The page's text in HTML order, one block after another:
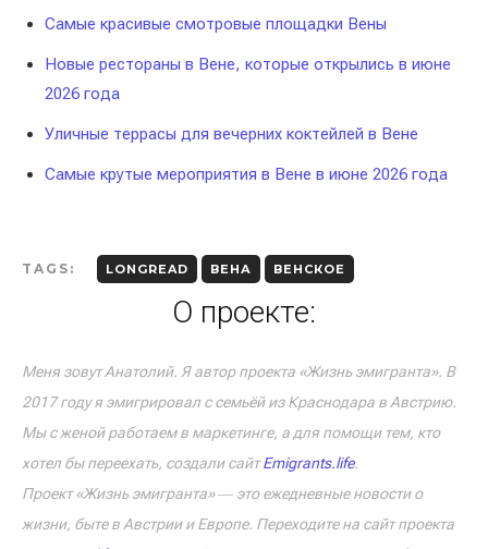
Самые красивые смотровые площадки Вены
Новые рестораны в Вене, которые открылись в июне
2026 года
Уличные террасы для вечерних коктейлей в Вене
Самые крутые мероприятия в Вене в июне 2026 года
TAGS: LONGREAD ВЕНА ВЕНСКОЕ
О проекте:
Меня зовут Анатолий. Я автор проекта «Жизнь эмигранта». В
2017 году я эмигрировал с семьёй из Краснодара в Австрию.
Мы с женой работаем в маркетинге, а для помощи тем, кто
хотел бы переехать, создали сайтEmigrants.life.
Проект «Жизнь эмигранта» ― это ежедневные новости о
жизни, быте в Австрии и Европе. Переходите на сайт проекта